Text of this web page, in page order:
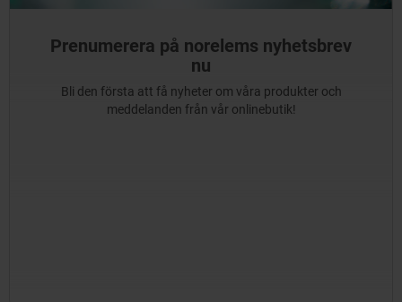
Prenumerera på norelems nyhetsbrev
nu
Bli den första att få nyheter om våra produkter och
meddelanden från vår onlinebutik!